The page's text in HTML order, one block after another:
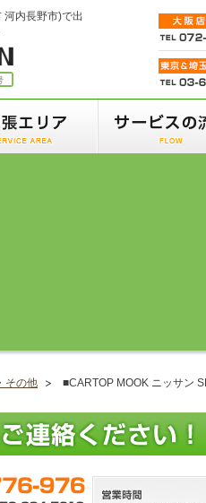
河内長野市)で出
その他 ■CARTOP MOOK ニッサン